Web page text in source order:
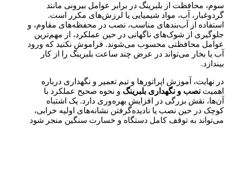
سوم، محافظت از بلبرینگ در برابر عوامل بیرونی مانند
گردوغبار، آب، مواد شیمیایی یا لرزش‌های مکرر است.
استفاده از آب‌بندهای مناسب، نصب در محفظه‌های مقاوم، و
جلوگیری از شوک‌های ناگهانی در حین عملکرد، از مهم‌ترین
عوامل محافظتی محسوب می‌شوند. فراموش نکنید که ورود
آب یا بخار می‌تواند در عرض چند ساعت بلبرینگ را از کار
بیندازد.
در نهایت، آموزش اپراتورها و تیم تعمیر و نگهداری درباره
اهمیت نصب و نگهداری بلبرینگ و نحوه صحیح عملکرد با
آن‌ها، نقش بزرگی در افزایش بهره‌وری دارد. یک اشتباه
کوچک در حین نصب یا نادیده‌گرفتن نشانه‌های اولیه خرابی،
می‌تواند به توقف کامل دستگاه و خسارت سنگین منجر شود